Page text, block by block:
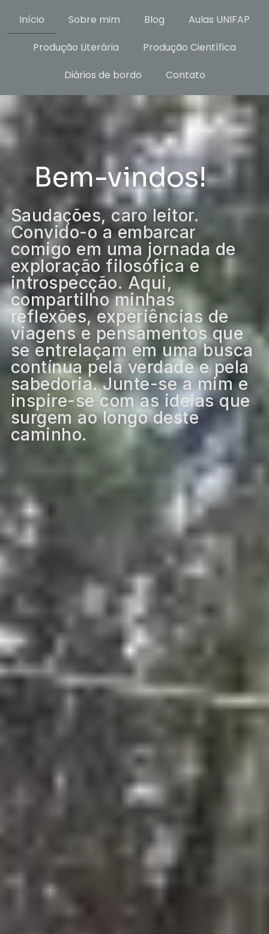
Início Sobre mim Blog
Aulas UNIFAP
Produção Literária
Produção Científica
Diários de bordo
Contato
Bem-vindos!
Saudações, caro leitor.
Convido-o a embarcar
comigo em uma jornada de
exploração filosófica e
introspecção. Aqui,
compartilho minhas
reflexões, experiências de
viagens e pensamentos que
se entrelaçam em uma busca
contínua pela verdade e pela
sabedoria. Junte-se a mim e
inspire-se com as ideias que
surgem ao longo deste
caminho.